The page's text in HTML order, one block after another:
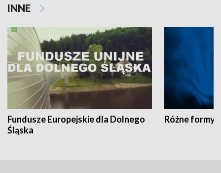
INNE
Fundusze Europejskie dla Dolnego
Śląska
Różne formy